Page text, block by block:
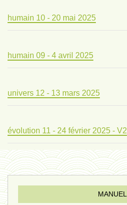
humain 10 - 20 mai 2025
humain 09 - 4 avril 2025
univers 12 - 13 mars 2025
évolution 11 - 24 février 2025 - V2
évolution 10 - 4 février 2025
MANUEL